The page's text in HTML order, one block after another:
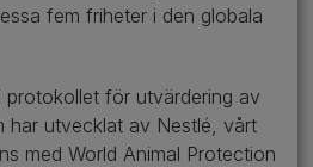
fem friheter i den globala
protokollet för utvärdering av
har utvecklat av Nestlé, vårt
med World Animal Protection